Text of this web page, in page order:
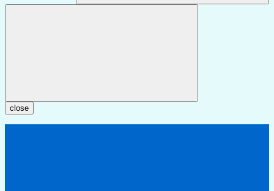
close